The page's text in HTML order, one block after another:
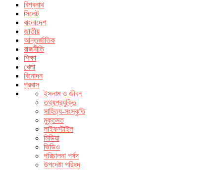
বিশ্বনাথ
সিলেট
বাংলাদেশ
জাতীয়
আন্তর্জাতিক
রাজনীতি
শিক্ষা
খেলা
বিনোদন
প্রবাস
ইসলাম ও জীবন
তথ্যপ্রযুক্তি
সাহিত্য-সংস্কৃতি
মুক্তমত
লাইফস্টাইল
মিডিয়া
ভিডিও
পরিচালনা পর্ষদ
উপদেষ্টা পরিষদ